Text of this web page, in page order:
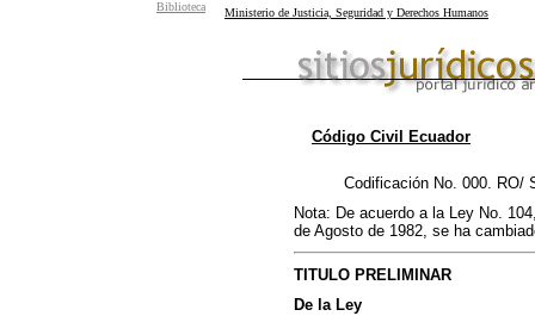
Biblioteca Ministerio de Justicia, Seguridad y Derechos Humanos
Código Civil Ecuador
Codificación No. 000. RO/
Nota: De acuerdo a la Ley No.
de Agosto de 1982, se ha
TITULO PRELIMINAR
De la Ley